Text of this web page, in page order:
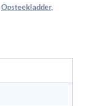
Opsteekladder,